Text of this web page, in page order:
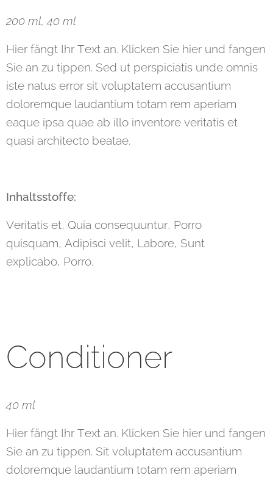
200 ml, 40 ml
Hier fängt Ihr Text an. Klicken Sie hier und fangen
Sie an zu tippen. Sed ut perspiciatis unde omnis
iste natus error sit voluptatem accusantium
doloremque laudantium totam rem aperiam
eaque ipsa quae ab illo inventore veritatis et
quasi architecto beatae.
Inhaltsstoffe:
Veritatis et, Quia consequuntur, Porro
quisquam, Adipisci velit, Labore, Sunt
explicabo, Porro.
Conditioner
40 ml
Hier fängt Ihr Text an. Klicken Sie hier und fangen
Sie an zu tippen. Sit voluptatem accusantium
doloremque laudantium totam rem aperiam